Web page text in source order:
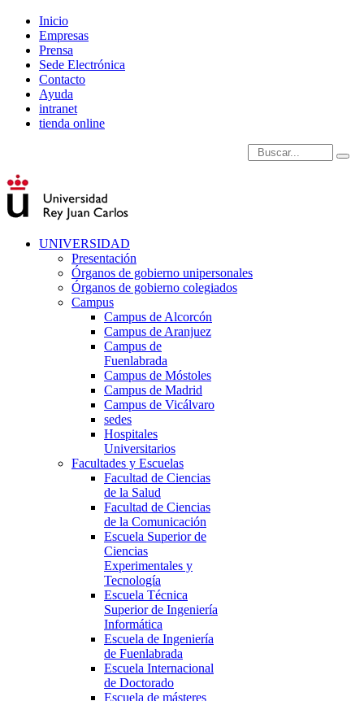
Inicio
Empresas
Prensa
Sede Electrónica
Contacto
Ayuda
intranet
tienda online
Introduce términos de
UNIVERSIDAD
Presentación
Órganos de gobierno unipersonales
Órganos de gobierno colegiados
Campus
Campus de Alcorcón
Campus de Aranjuez
Campus de
Fuenlabrada
Campus de Móstoles
Campus de Madrid
Campus de Vicálvaro
sedes
Hospitales
Universitarios
Facultades y Escuelas
Facultad de Ciencias
de la Salud
Facultad de Ciencias
de la Comunicación
Escuela Superior de
Ciencias
Experimentales y
Tecnología
Escuela Técnica
Superior de Ingeniería
Informática
Escuela de Ingeniería
de Fuenlabrada
Escuela Internacional
de Doctorado
Escuela de másteres